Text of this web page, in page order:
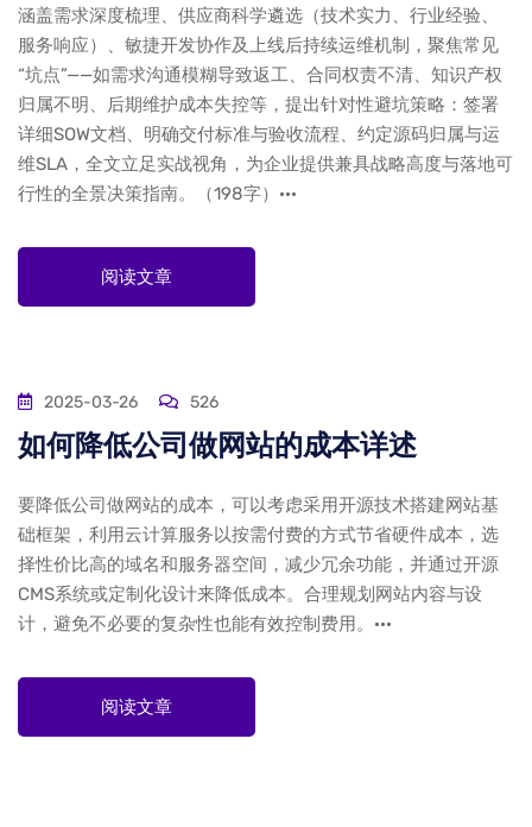
涵盖需求深度梳理、供应商科学遴选（技术实力、行业经验、
服务响应）、敏捷开发协作及上线后持续运维机制，聚焦常见
“坑点”——如需求沟通模糊导致返工、合同权责不清、知识产权
归属不明、后期维护成本失控等，提出针对性避坑策略：签署
详细SOW文档、明确交付标准与验收流程、约定源码归属与运
维SLA，全文立足实战视角，为企业提供兼具战略高度与落地可
行性的全景决策指南。（198字）···
阅读文章
2025-03-26 526
如何降低公司做网站的成本详述
要降低公司做网站的成本，可以考虑采用开源技术搭建网站基
础框架，利用云计算服务以按需付费的方式节省硬件成本，选
择性价比高的域名和服务器空间，减少冗余功能，并通过开源
CMS系统或定制化设计来降低成本。合理规划网站内容与设
计，避免不必要的复杂性也能有效控制费用。···
阅读文章